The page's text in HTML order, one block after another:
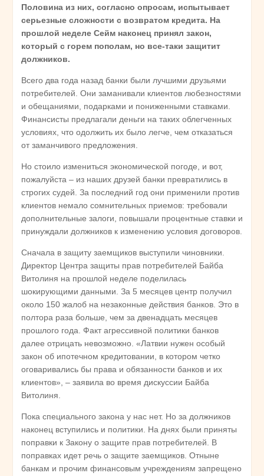
Половина из них, согласно опросам, испытывает
серьезные сложности с возвратом кредита. На
прошлой неделе Сейм наконец принял закон,
который с горем пополам, но все-таки защитит
должников.
Всего два года назад банки были лучшими друзьями
потребителей. Они заманивали клиентов любезностями
и обещаниями, подарками и пониженными ставками.
Финансисты предлагали деньги на таких облегченных
условиях, что одолжить их было легче, чем отказаться
от заманчивого предложения.
Но стоило измениться экономической погоде, и вот,
пожалуйста – из наших друзей банки превратились в
строгих судей. За последний год они применили против
клиентов немало сомнительных приемов: требовали
дополнительные залоги, повышали процентные ставки и
принуждали должников к изменению условия договоров.
Сначала в защиту заемщиков выступили чиновники.
Директор Центра защиты прав потребителей Байба
Витолиня на прошлой неделе поделилась
шокирующими данными. За 5 месяцев центр получил
около 150 жалоб на незаконные действия банков. Это в
полтора раза больше, чем за двенадцать месяцев
прошлого года. Факт агрессивной политики банков
далее отрицать невозможно. «Латвии нужен особый
закон об ипотечном кредитовании, в котором четко
оговаривались бы права и обязанности банков и их
клиентов», – заявила во время дискуссии Байба
Витолиня.
Пока специального закона у нас нет. Но за должников
наконец вступились и политики. На днях были приняты
поправки к Закону о защите прав потребителей. В
поправках идет речь о защите заемщиков. Отныне
банкам и прочим финансовым учреждениям запрещено